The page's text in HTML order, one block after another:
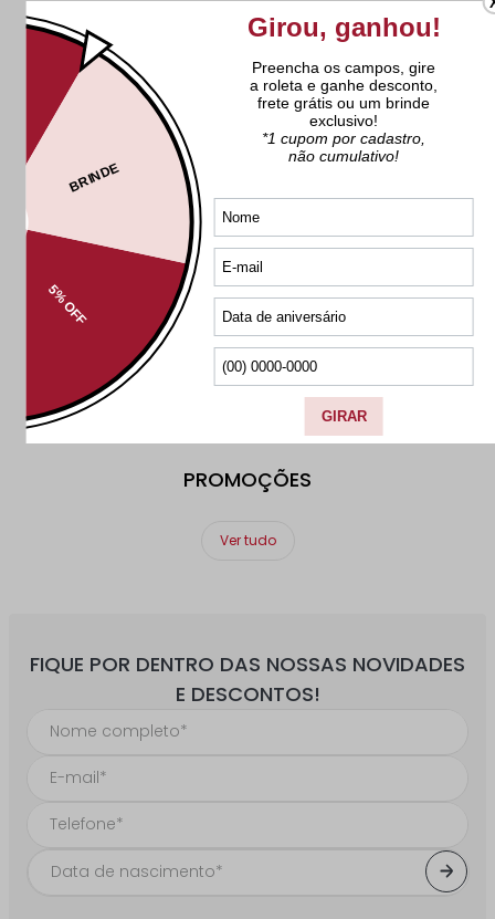
OS MAIS VENDIDOS
Ver tudo
BRUNA TAVARES
Ver tudo
PROMOÇÕES
Ver tudo
FIQUE POR DENTRO DAS NOSSAS NOVIDADES
E DESCONTOS!